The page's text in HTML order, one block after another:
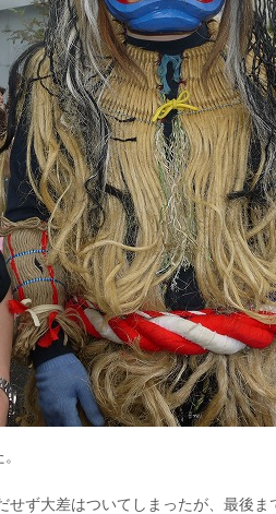
ず大差はついてしまったが、最後